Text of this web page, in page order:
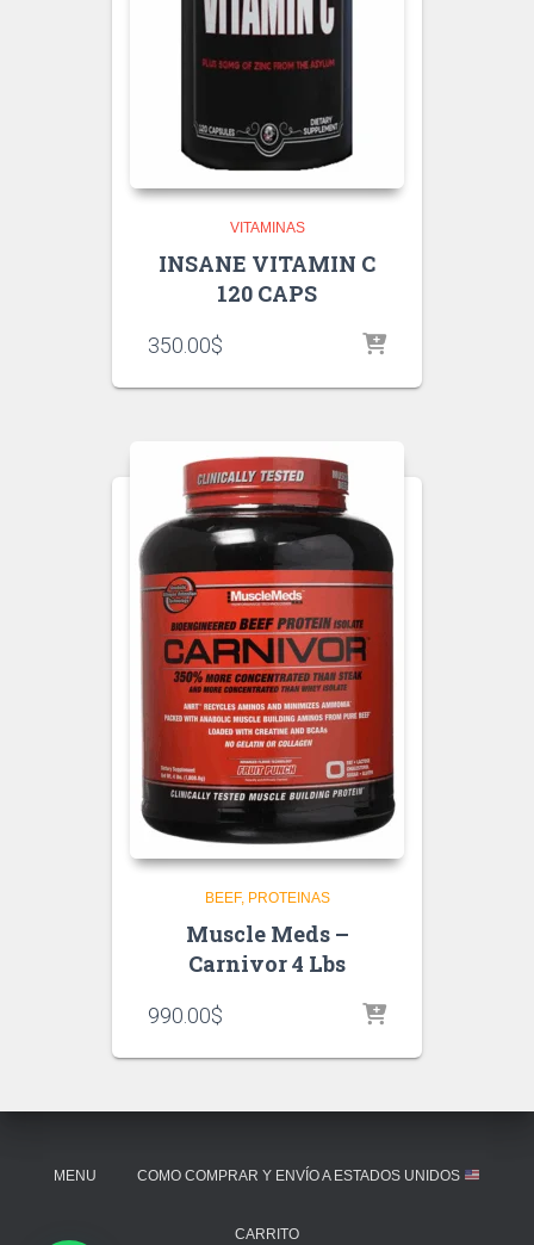
VITAMINAS
INSANE VITAMIN C
120 CAPS
350.00$
BEEF PROTEINAS
Muscle Meds –
Carnivor 4 Lbs
990.00$
MENU COMO COMPRAR Y ENVÍO A ESTADOS UNIDOS
CARRITO